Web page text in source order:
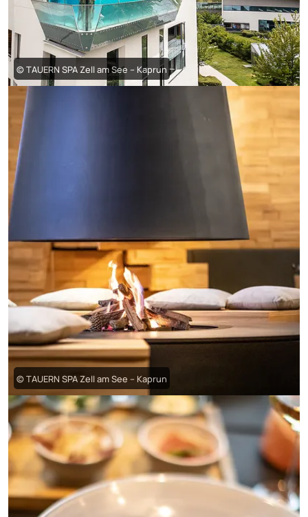
© TAUERN SPA Zell am See – Kaprun
© TAUERN SPA Zell am See – Kaprun